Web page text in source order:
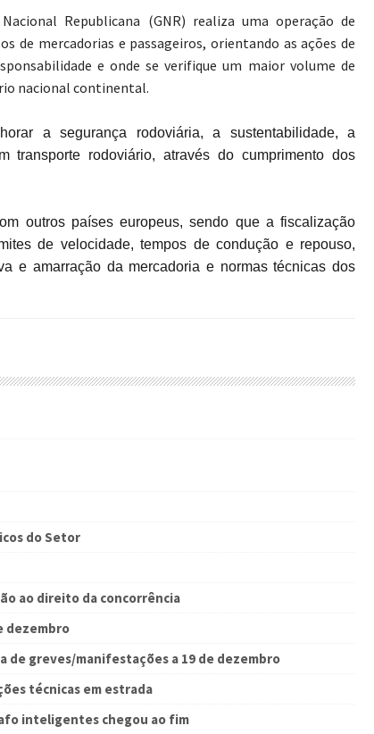
Nacional Republicana (GNR) realiza uma operação de
de mercadorias e passageiros, orientando as ações de
e onde se verifique um maior volume de
nacional continental.
transporte rodoviário, através do cumprimento dos
de velocidade, tempos de condução e repouso,
e amarração da mercadoria e normas técnicas dos
do Setor
ao direito da concorrência
dezembro
de greves/manifestações a 19 de dezembro
técnicas em estrada
inteligentes chegou ao fim